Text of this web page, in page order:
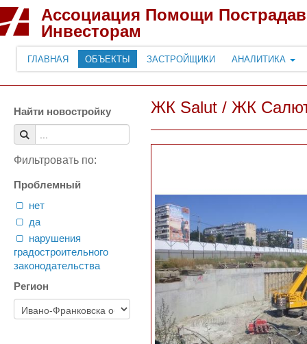
Ассоциация Помощи
Инвесторам
ГЛАВНАЯ ОБЪЕКТЫ ЗАСТРОЙЩИКИ АНАЛИТИКА
Найти новостройку
Фильтровать по:
Проблемный
нет
да
нарушения
градостроительного
законодательства
Регион
ЖК Salut / ЖК Салют